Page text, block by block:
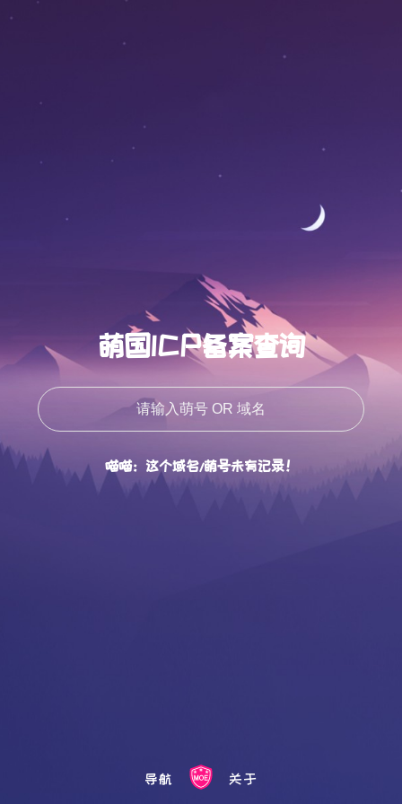
萌国ICP备案查询
喵喵：这个域名/萌号未有记录！
导航 关于